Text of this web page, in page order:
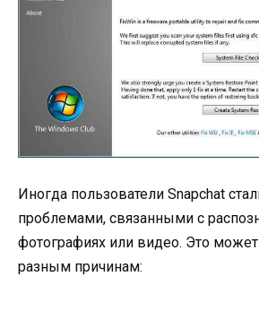
Иногда пользователи Snapchat
проблемами, связанными с
фотографиях или видео. Это
разным причинам: